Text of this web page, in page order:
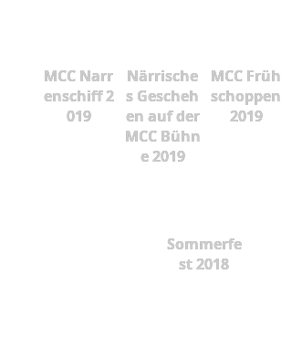
MCC Narr
enschiff 2
019
Närrische
s Gescheh
en auf der
MCC Bühn
e 2019
MCC Früh
schoppen
2019
Sommerfe
st 2018